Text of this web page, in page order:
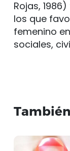
Rojas,
los que
femenino
sociales,